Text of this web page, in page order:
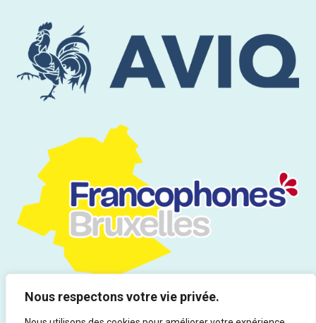
Nous respectons votre vie privée.